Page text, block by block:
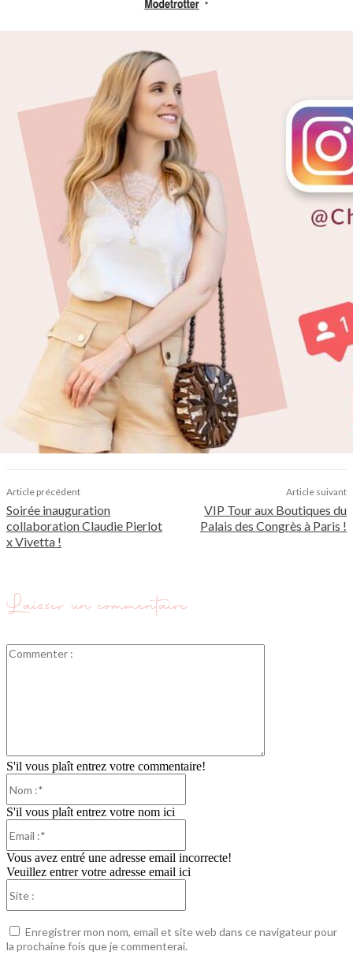
Article précédent
Soirée inauguration
collaboration Claudie Pierlot
x Vivetta !
Article suivant
VIP Tour aux Boutiques du
Palais des Congrès à Paris !
Laisser un commentaire
S'il vous plaît entrez votre commentaire!
S'il vous plaît entrez votre nom ici
Vous avez entré une adresse email incorrecte!
Veuillez entrer votre adresse email ici
Enregistrer mon nom, email et site web dans ce navigateur pour
la prochaine fois que je commenterai.